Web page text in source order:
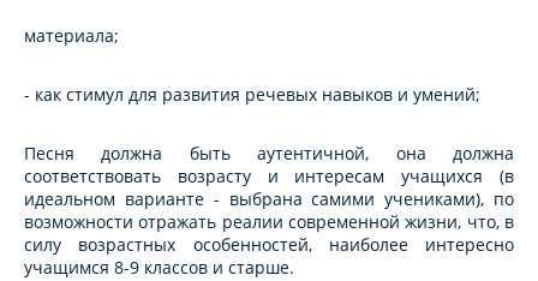
материала;
- как стимул для развития речевых навыков и умений;
Песня должна быть аутентичной, она должна
соответствовать возрасту и интересам учащихся (в
идеальном варианте - выбрана самими учениками), по
возможности отражать реалии современной жизни, что, в
силу возрастных особенностей, наиболее интересно
учащимся 8-9 классов и старше.